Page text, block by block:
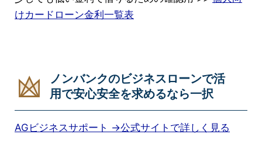
けカードローン金利一覧表
ノンバンクのビジネスローンで活
用で安心安全を求めるなら一択
AGビジネスサポート →公式サイトで詳しく見る